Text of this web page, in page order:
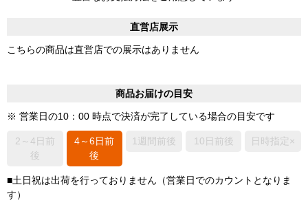
直営店展示
こちらの商品は直営店での展示はありません
商品お届けの目安
※ 営業日の10：00 時点で決済が完了している場合の目安です
2～4日前
後
4～6日前
後
1週間前後 10日前後 日時指定×
■土日祝は出荷を行っておりません（営業日でのカウントとなりま
す）